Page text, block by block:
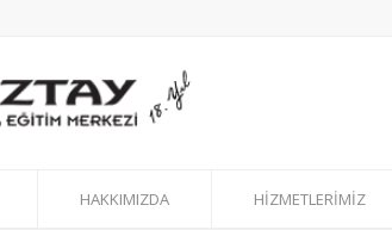
HAKKIMIZDA HİZMETLERİMİZ